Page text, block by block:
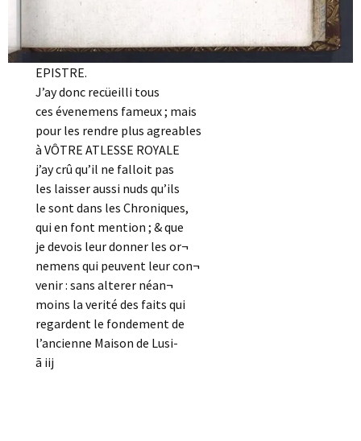
EPISTRE.
J’ay donc recüeilli tous
ces évenemens fameux ; mais
pour les rendre plus agreables
à VÔTRE ATLESSE ROYALE
j’ay crû qu’il ne falloit pas
les laisser aussi nuds qu’ils
le sont dans les Chroniques,
qui en font mention ; & que
je devois leur donner les or¬
nemens qui peuvent leur con¬
venir : sans alterer néan¬
moins la verité des faits qui
regardent le fondement de
l’ancienne Maison de Lusi-
ã iij